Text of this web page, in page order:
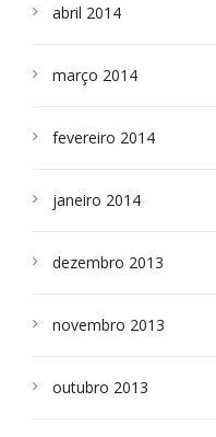
abril 2014
março 2014
fevereiro 2014
janeiro 2014
dezembro 2013
novembro 2013
outubro 2013